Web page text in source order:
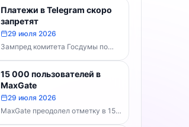
прежнем режиме — владельцам
каналов делать...
Платежи в Telegram скоро
запретят
29 июля 2026
Зампред комитета Госдумы по
информполитике Андрей Свинцов
рекомендовал россиянам
временно воздержаться от оплат
внутри Telegram...
15 000 пользователей в
MaxGate
29 июля 2026
MaxGate преодолел отметку в 15
000 пользователей! Каждый день